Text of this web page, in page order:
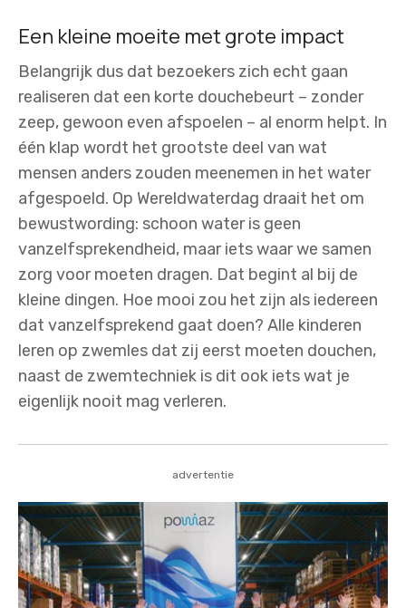
Een kleine moeite met grote impact
Belangrijk dus dat bezoekers zich echt gaan
realiseren dat een korte douchebeurt – zonder
zeep, gewoon even afspoelen – al enorm helpt. In
één klap wordt het grootste deel van wat
mensen anders zouden meenemen in het water
afgespoeld. Op Wereldwaterdag draait het om
bewustwording: schoon water is geen
vanzelfsprekendheid, maar iets waar we samen
zorg voor moeten dragen. Dat begint al bij de
kleine dingen. Hoe mooi zou het zijn als iedereen
dat vanzelfsprekend gaat doen? Alle kinderen
leren op zwemles dat zij eerst moeten douchen,
naast de zwemtechniek is dit ook iets wat je
eigenlijk nooit mag verleren.
advertentie